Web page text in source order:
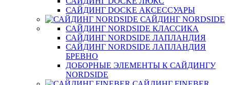
САЙДИНГ DOCKE АКСЕССУАРЫ
САЙДИНГ NORDSIDE
САЙДИНГ NORDSIDE КЛАССИКА
САЙДИНГ NORDSIDE ЛАПЛАНДИЯ
САЙДИНГ NORDSIDE ЛАПЛАНДИЯ
БРЕВНО
ДОБОРНЫЕ ЭЛЕМЕНТЫ К САЙДИНГУ
NORDSIDE